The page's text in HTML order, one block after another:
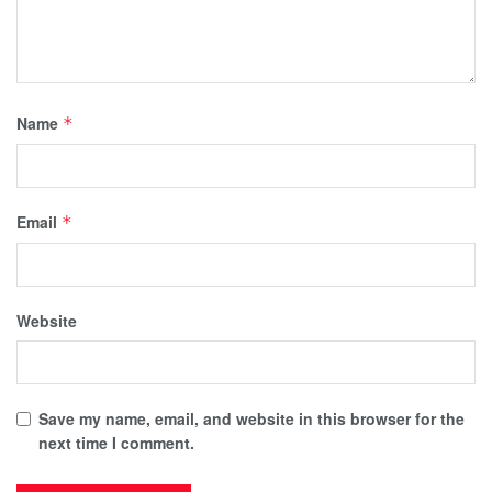
Name *
Email *
Website
Save my name, email, and website in this browser for the
next time I comment.